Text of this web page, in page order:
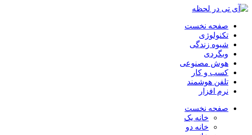
صفحه نخست
تکنولوژی
شیوه زندگی
وبگردی
هوش مصنوعی
کسب و کار
تلفن هوشمند
نرم افزار
صفحه نخست
خانه یک
خانه دو